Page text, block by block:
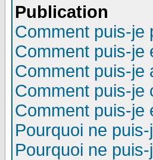
Publication
Comment puis-je
Comment puis-je
Comment puis-je
Comment puis-je
Comment puis-je
Pourquoi ne
Pourquoi ne